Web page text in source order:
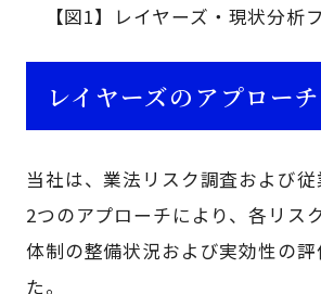
【図1】レイヤーズ・現状分析
レイヤーズのアプローチ
当社は、業法リスク調査および
2つのアプローチにより、各リス
体制の整備状況および実効性の
た。